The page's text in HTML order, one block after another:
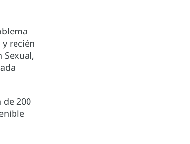
recién
Sexual,
de 200